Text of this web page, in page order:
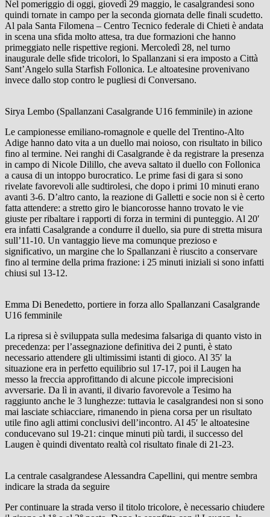
Nel pomeriggio di oggi, giovedì 29 maggio, le casalgrandesi sono
quindi tornate in campo per la seconda giornata delle finali scudetto.
Al pala Santa Filomena – Centro Tecnico federale di Chieti è andata
in scena una sfida molto attesa, tra due formazioni che hanno
primeggiato nelle rispettive regioni. Mercoledì 28, nel turno
inaugurale delle sfide tricolori, lo Spallanzani si era imposto a Città
Sant’Angelo sulla Starfish Follonica. Le altoatesine provenivano
invece dallo stop contro le pugliesi di Conversano.
Sirya Lembo (Spallanzani Casalgrande U16 femminile) in azione
Le campionesse emiliano-romagnole e quelle del Trentino-Alto
Adige hanno dato vita a un duello mai noioso, con risultato in bilico
fino al termine. Nei ranghi di Casalgrande è da registrare la presenza
in campo di Nicole Dilillo, che aveva saltato il duello con Follonica
a causa di un intoppo burocratico. Le prime fasi di gara si sono
rivelate favorevoli alle sudtirolesi, che dopo i primi 10 minuti erano
avanti 3-6. D’altro canto, la reazione di Galletti e socie non si è certo
fatta attendere: a stretto giro le biancorosse hanno trovato le vie
giuste per ribaltare i rapporti di forza in termini di punteggio. Al 20′
era infatti Casalgrande a condurre il duello, sia pure di stretta misura
sull’11-10. Un vantaggio lieve ma comunque prezioso e
significativo, un margine che lo Spallanzani è riuscito a conservare
fino al termine della prima frazione: i 25 minuti iniziali si sono infatti
chiusi sul 13-12.
Emma Di Benedetto, portiere in forza allo Spallanzani Casalgrande
U16 femminile
La ripresa si è sviluppata sulla medesima falsariga di quanto visto in
precedenza: per l’assegnazione definitiva dei 2 punti, è stato
necessario attendere gli ultimissimi istanti di gioco. Al 35′ la
situazione era in perfetto equilibrio sul 17-17, poi il Laugen ha
messo la freccia approfittando di alcune piccole imprecisioni
avversarie. Da lì in avanti, il divario favorevole a Tesimo ha
raggiunto anche le 3 lunghezze: tuttavia le casalgrandesi non si sono
mai lasciate schiacciare, rimanendo in piena corsa per un risultato
utile fino agli attimi conclusivi dell’incontro. Al 45′ le altoatesine
conducevano sul 19-21: cinque minuti più tardi, il successo del
Laugen è quindi diventato realtà col risultato finale di 21-23.
La centrale casalgrandese Alessandra Capellini, qui mentre sembra
indicare la strada da seguire
Per continuare la strada verso il titolo tricolore, è necessario chiudere